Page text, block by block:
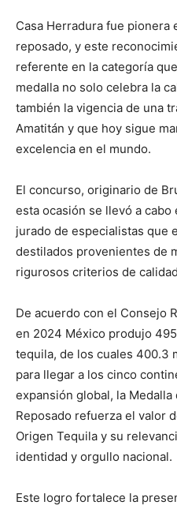
Casa Herradura fue pionera
reposado, y este
referente en la categoría
medalla no solo celebra la
también la vigencia de una
Amatitán y que hoy sigue
excelencia en el mundo.
El concurso, originario de
esta ocasión se llevó a cabo
jurado de especialistas que
destilados provenientes de
rigurosos criterios de
De acuerdo con el Consejo
en 2024 México produjo
tequila, de los cuales 400.3
para llegar a los cinco
expansión global, la
Reposado refuerza el valor
Origen Tequila y su
identidad y orgullo nacional.
Este logro fortalece la